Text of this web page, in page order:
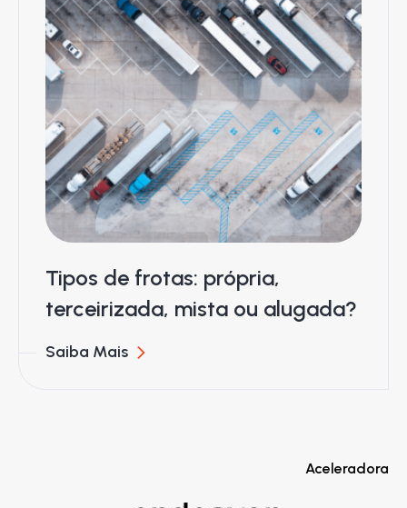
Tipos de frotas: própria,
terceirizada, mista ou alugada?
Saiba Mais
Aceleradora